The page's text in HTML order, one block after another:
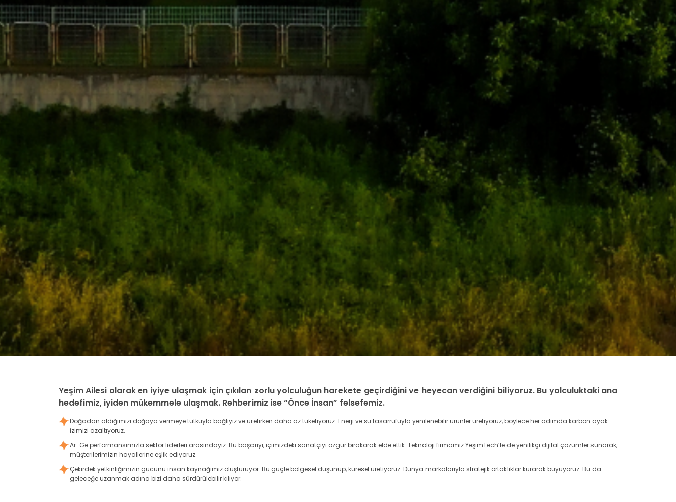
Yeşim Ailesi olarak en iyiye ulaşmak için çıkılan zorlu yolculuğun harekete geçirdiğini ve heyecan verdiğini biliyoruz. Bu yolculuktaki ana
hedefimiz, iyiden mükemmele ulaşmak. Rehberimiz ise “Önce İnsan” felsefemiz.
Doğadan aldığımızı doğaya vermeye tutkuyla bağlıyız ve üretirken daha az tüketiyoruz. Enerji ve su tasarrufuyla yenilenebilir ürünler üretiyoruz, böylece her adımda karbon ayak
izimizi azaltıyoruz.
Ar-Ge performansımızla sektör liderleri arasındayız. Bu başarıyı, içimizdeki sanatçıyı özgür bırakarak elde ettik. Teknoloji firmamız YeşimTech’le de yenilikçi dijital çözümler sunarak,
müşterilerimizin hayallerine eşlik ediyoruz.
Çekirdek yetkinliğimizin gücünü insan kaynağımız oluşturuyor. Bu güçle bölgesel düşünüp, küresel üretiyoruz. Dünya markalarıyla stratejik ortaklıklar kurarak büyüyoruz. Bu da
geleceğe uzanmak adına bizi daha sürdürülebilir kılıyor.